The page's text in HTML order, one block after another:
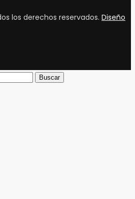
los derechos reservados. Diseño